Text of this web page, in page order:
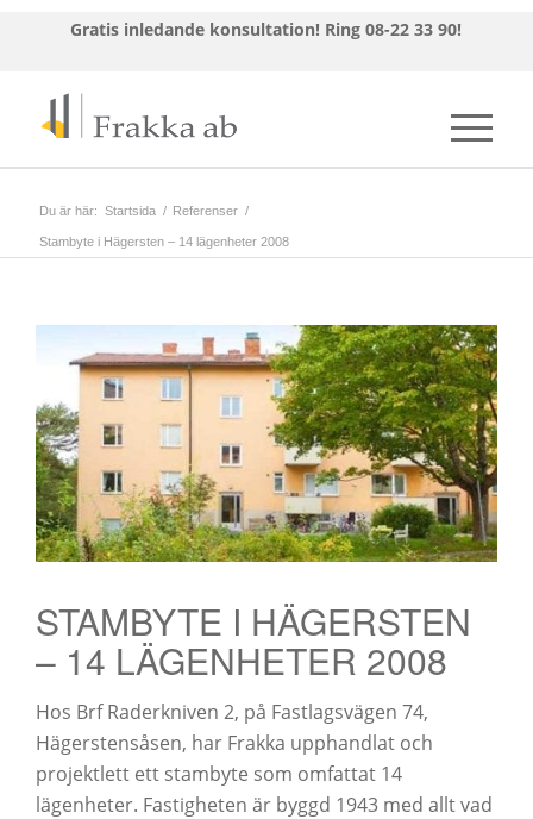
Gratis inledande konsultation! Ring 08-22 33 90!
Du är här: Startsida / Referenser /
Stambyte i Hägersten – 14 lägenheter 2008
STAMBYTE I HÄGERSTEN
– 14 LÄGENHETER 2008
Hos Brf Raderkniven 2, på Fastlagsvägen 74,
Hägerstensåsen, har Frakka upphandlat och
projektlett ett stambyte som omfattat 14
lägenheter. Fastigheten är byggd 1943 med allt vad